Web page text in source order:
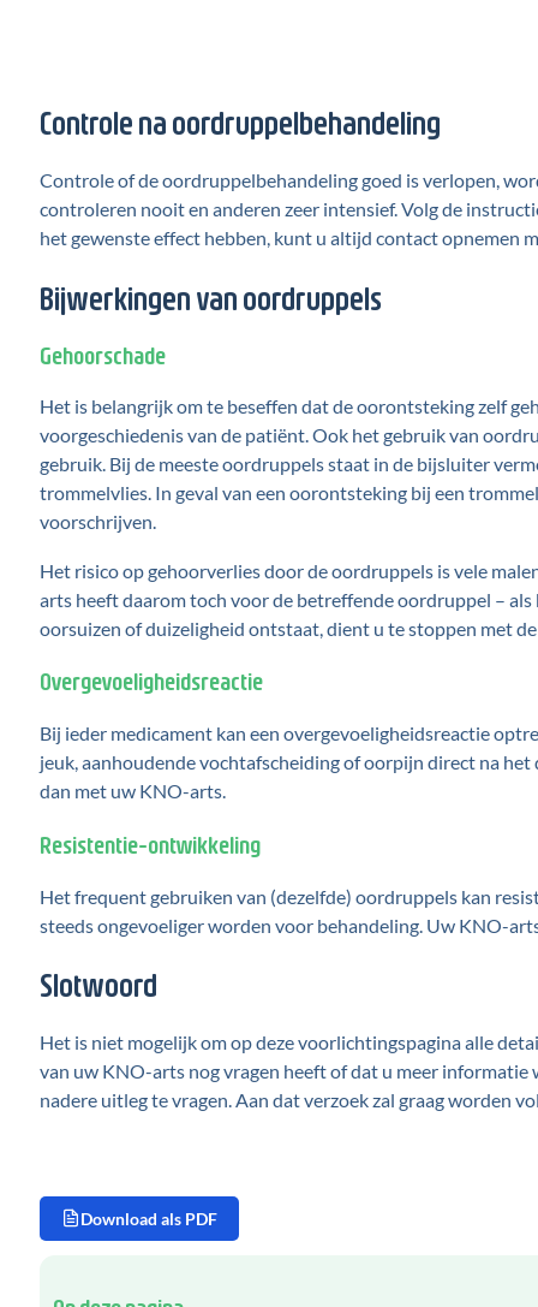
Controle na oordruppelbehandeling
Controle of de oordruppelbehandeling goed is verlopen,
controleren nooit en anderen zeer intensief. Volg de
het gewenste effect hebben, kunt u altijd contact opnemen
Bijwerkingen van oordruppels
Gehoorschade
Het is belangrijk om te beseffen dat de oorontsteking zelf
voorgeschiedenis van de patiënt. Ook het gebruik van
gebruik. Bij de meeste oordruppels staat in de bijsluiter
trommelvlies. In geval van een oorontsteking bij een
voorschrijven.
Het risico op gehoorverlies door de oordruppels is vele
arts heeft daarom toch voor de betreffende oordruppel –
oorsuizen of duizeligheid ontstaat, dient u te stoppen met
Overgevoeligheidsreactie
Bij ieder medicament kan een overgevoeligheidsreactie
jeuk, aanhoudende vochtafscheiding of oorpijn direct na
dan met uw KNO-arts.
Resistentie-ontwikkeling
Het frequent gebruiken van (dezelfde) oordruppels kan
steeds ongevoeliger worden voor behandeling. Uw KNO-
Slotwoord
Het is niet mogelijk om op deze voorlichtingspagina alle
van uw KNO-arts nog vragen heeft of dat u meer
nadere uitleg te vragen. Aan dat verzoek zal graag worden
Download als PDF